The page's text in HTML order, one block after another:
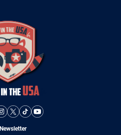
Newsletter